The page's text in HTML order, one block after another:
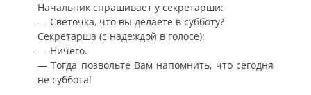
Начальник спрашивает у секретарши:
— Светочка, что вы делаете в субботу?
Секретарша (с надеждой в голосе):
— Ничего.
— Тогда позвольте Вам напомнить, что сегодня
не суббота!